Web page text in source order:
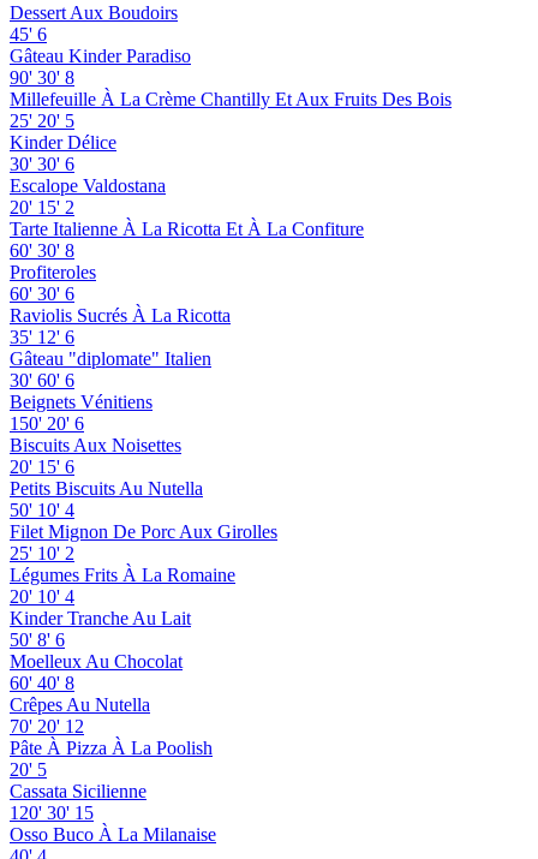
Dessert Aux Boudoirs
45' 6
Gâteau Kinder Paradiso
90' 30' 8
Millefeuille À La Crème Chantilly Et Aux Fruits Des Bois
25' 20' 5
Kinder Délice
30' 30' 6
Escalope Valdostana
20' 15' 2
Tarte Italienne À La Ricotta Et À La Confiture
60' 30' 8
Profiteroles
60' 30' 6
Raviolis Sucrés À La Ricotta
35' 12' 6
Gâteau "diplomate" Italien
30' 60' 6
Beignets Vénitiens
150' 20' 6
Biscuits Aux Noisettes
20' 15' 6
Petits Biscuits Au Nutella
50' 10' 4
Filet Mignon De Porc Aux Girolles
25' 10' 2
Légumes Frits À La Romaine
20' 10' 4
Kinder Tranche Au Lait
50' 8' 6
Moelleux Au Chocolat
60' 40' 8
Crêpes Au Nutella
70' 20' 12
Pâte À Pizza À La Poolish
20' 5
Cassata Sicilienne
120' 30' 15
Osso Buco À La Milanaise